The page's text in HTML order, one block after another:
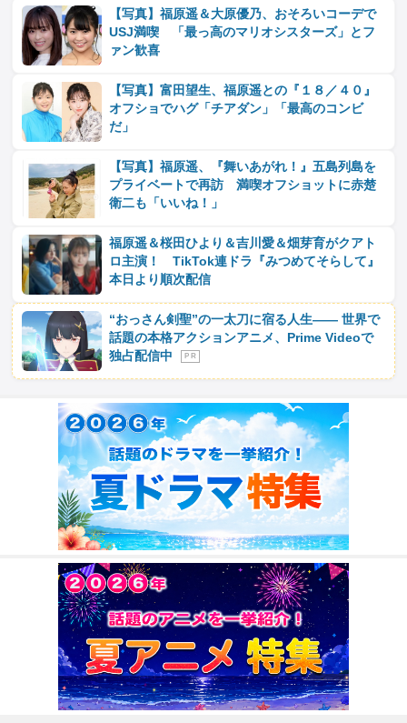
【写真】福原遥＆大原優乃、おそろいコーデで
USJ満喫 「最っ高のマリオシスターズ」とフ
ァン歓喜
【写真】富田望生、福原遥との『１８／４０』
オフショでハグ「チアダン」「最高のコンビ
だ」
【写真】福原遥、『舞いあがれ！』五島列島を
プライベートで再訪 満喫オフショットに赤楚
衛二も「いいね！」
福原遥＆桜田ひより＆吉川愛＆畑芽育がクアト
ロ主演！ TikTok連ドラ『みつめてそらして』
本日より順次配信
“おっさん剣聖”の一太刀に宿る人生―― 世界で
話題の本格アクションアニメ、Prime Videoで
独占配信中
P R